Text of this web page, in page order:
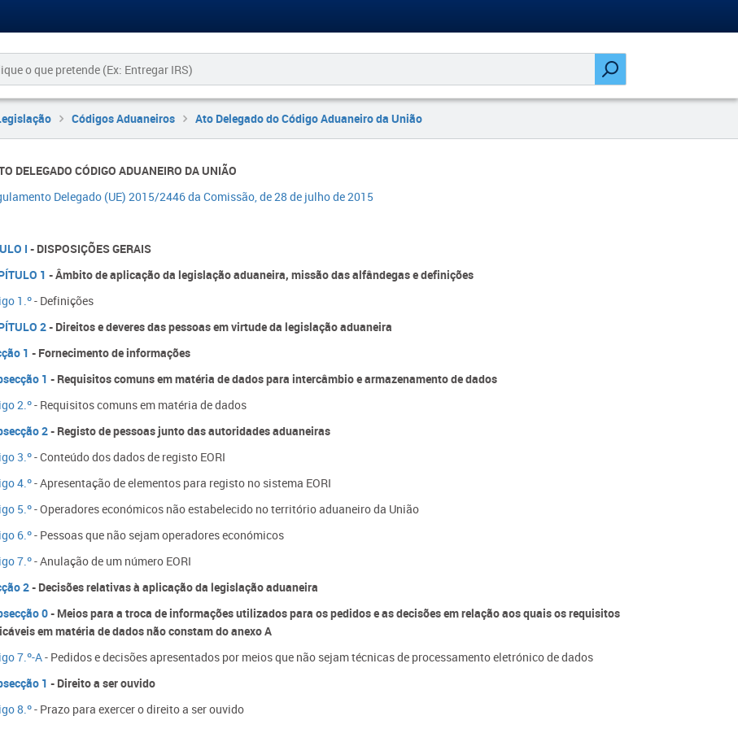
Códigos Aduaneiros Ato Delegado do Código Aduaneiro da União
DELEGADO CÓDIGO ADUANEIRO DA UNIÃO
Delegado (UE) 2015/2446 da Comissão, de 28 de julho de 2015
I - DISPOSIÇÕES GERAIS
1 - Âmbito de aplicação da legislação aduaneira, missão das alfândegas e definições
1.º- Definições
2- Direitos e deveres das pessoas em virtude da legislação aduaneira
1 - Fornecimento de informações
1 - Requisitos comuns em matéria de dados para intercâmbio e armazenamento de dados
2.º- Requisitos comuns em matéria de dados
2- Registo de pessoas junto das autoridades aduaneiras
3.º- Conteúdo dos dados de registo EORI
4.º- Apresentação de elementos para registo no sistema EORI
5.º- Operadores económicos não estabelecido no território aduaneiro da União
6.º- Pessoas que não sejam operadores económicos
7.º- Anulação de um número EORI
2- Decisões relativas à aplicação da legislação aduaneira
0- Meios para a troca de informações utilizados para os pedidos e as decisões em relação aos quais os requisitos
em matéria de dados não constam do anexo A
7.º-A- Pedidos e decisões apresentados por meios que não sejam técnicas de processamento eletrónico de dados
1 - Direito a ser ouvido
8.º- Prazo para exercer o direito a ser ouvido